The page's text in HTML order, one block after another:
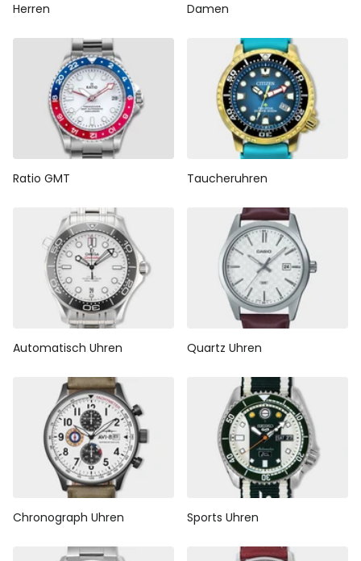
Herren Damen
Ratio GMT Taucheruhren
Automatisch Uhren Quartz Uhren
Chronograph Uhren Sports Uhren